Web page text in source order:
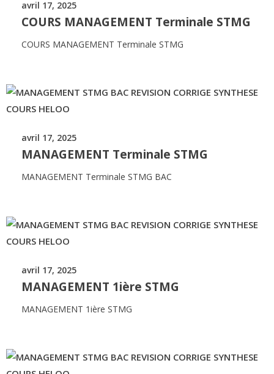
avril 17, 2025
COURS MANAGEMENT Terminale STMG
COURS MANAGEMENT Terminale STMG
avril 17, 2025
MANAGEMENT Terminale STMG
MANAGEMENT Terminale STMG BAC
avril 17, 2025
MANAGEMENT 1ière STMG
MANAGEMENT 1ière STMG